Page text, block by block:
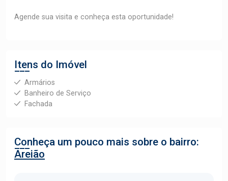
Agende sua visita e conheça esta oportunidade!
Itens do Imóvel
Armários
Banheiro de Serviço
Fachada
Conheça um pouco mais sobre o bairro:
Areião